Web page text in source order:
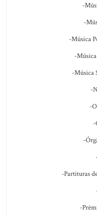
-
-
-Música
-
-Música
-
-
-
-
-Partituras
-